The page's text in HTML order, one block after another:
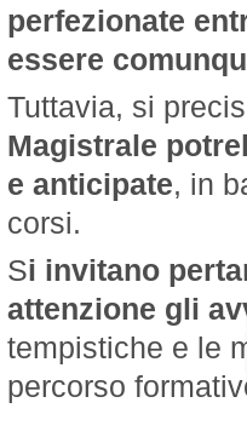
perfezionate
essere
Tuttavia, si
Magistrale
e anticipate, in
corsi.
Si invitano
attenzione gli
tempistiche e le
percorso